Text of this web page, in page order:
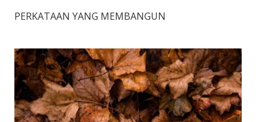
PERKATAAN YANG MEMBANGUN